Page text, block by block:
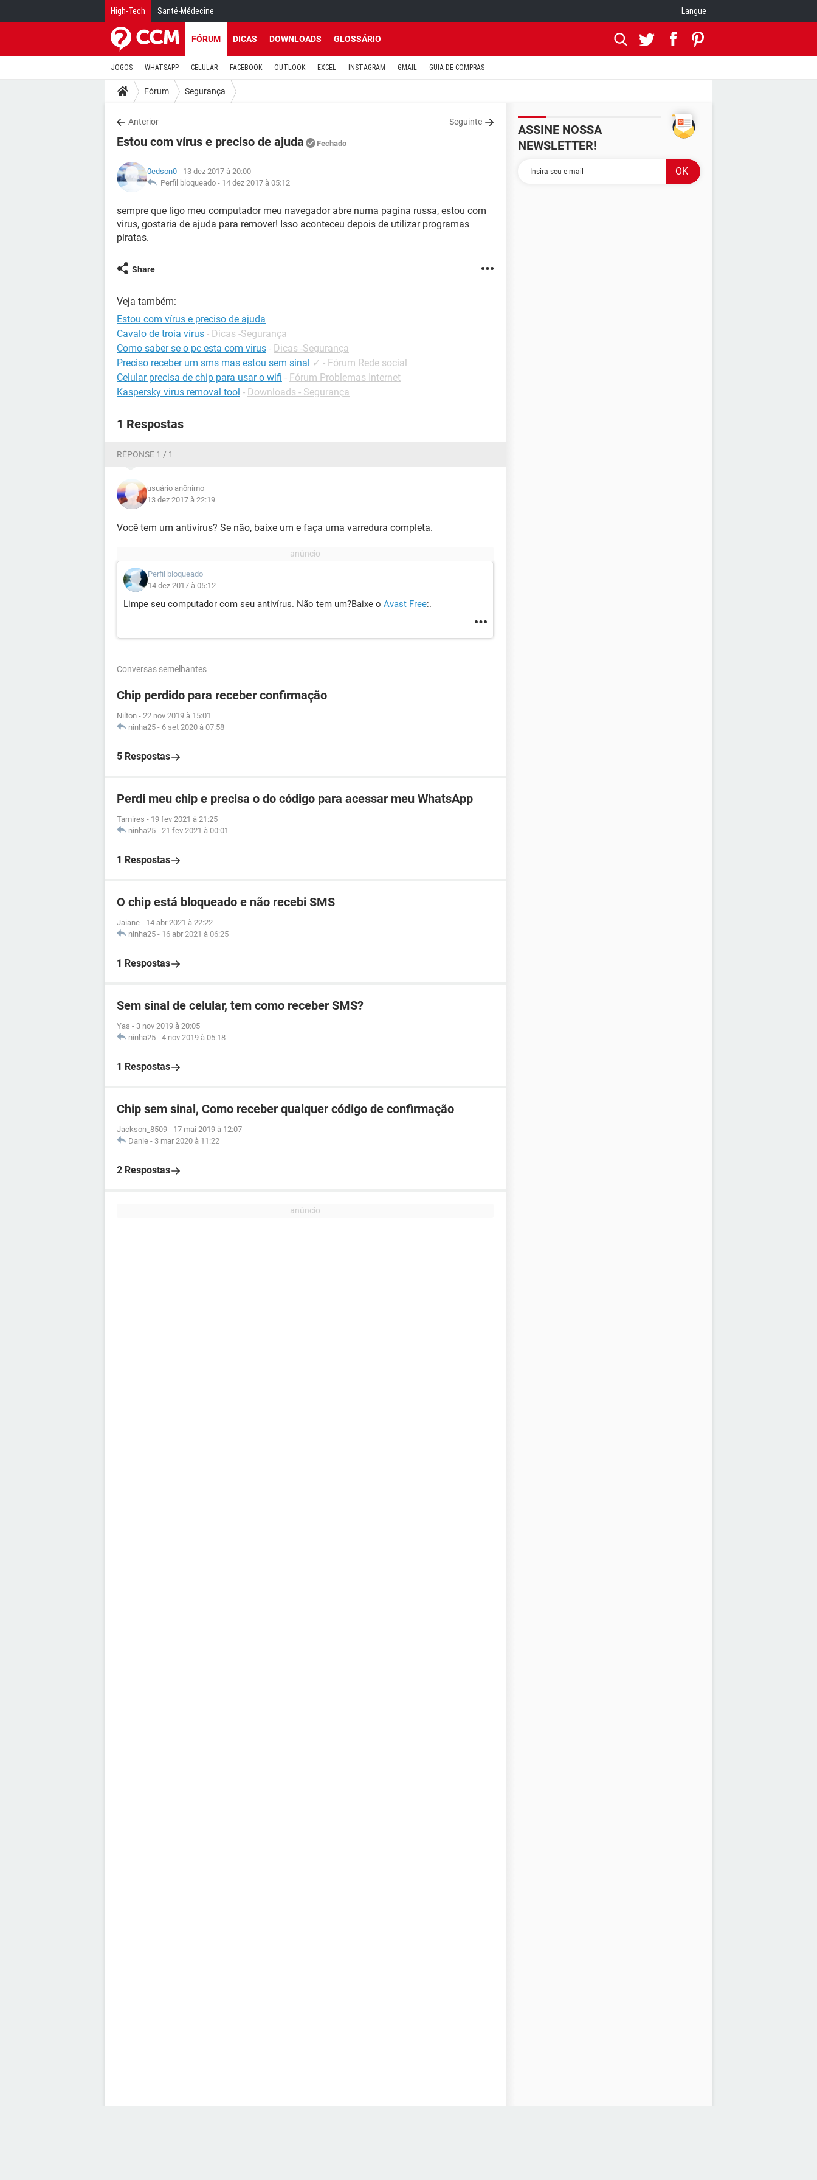
High-Tech Santé-Médecine Langue
FÓRUM DICAS DOWNLOADS GLOSSÁRIO
JOGOS WHATSAPP CELULAR FACEBOOK OUTLOOK EXCEL INSTAGRAM GMAIL GUIA DE COMPRAS
Fórum Segurança
Anterior Seguinte
Estou com vírus e preciso de ajuda Fechado
0edson0 - 13 dez 2017 à 20:00
Perfil bloqueado - 14 dez 2017 à 05:12
sempre que ligo meu computador meu navegador abre numa pagina russa, estou com
virus, gostaria de ajuda para remover! Isso aconteceu depois de utilizar programas
piratas.
Share
Veja também:
Estou com vírus e preciso de ajuda
Cavalo de troia vírus - Dicas -Segurança
Como saber se o pc esta com virus - Dicas -Segurança
Preciso receber um sms mas estou sem sinal ✓ - Fórum Rede social
Celular precisa de chip para usar o wifi - Fórum Problemas Internet
Kaspersky virus removal tool - Downloads - Segurança
1 Respostas
RÉPONSE 1 / 1
usuário anônimo
13 dez 2017 à 22:19
Você tem um antivírus? Se não, baixe um e faça uma varredura completa.
Perfil bloqueado
14 dez 2017 à 05:12
Limpe seu computador com seu antivírus. Não tem um?Baixe o Avast Free:.
Conversas semelhantes
Chip perdido para receber confirmação
Nilton - 22 nov 2019 à 15:01
ninha25 - 6 set 2020 à 07:58
5 Respostas
Perdi meu chip e precisa o do código para acessar meu WhatsApp
Tamires - 19 fev 2021 à 21:25
ninha25 - 21 fev 2021 à 00:01
1 Respostas
O chip está bloqueado e não recebi SMS
Jaiane - 14 abr 2021 à 22:22
ninha25 - 16 abr 2021 à 06:25
1 Respostas
Sem sinal de celular, tem como receber SMS?
Yas - 3 nov 2019 à 20:05
ninha25 - 4 nov 2019 à 05:18
1 Respostas
Chip sem sinal, Como receber qualquer código de confirmação
Jackson_8509 - 17 mai 2019 à 12:07
Danie - 3 mar 2020 à 11:22
2 Respostas
ASSINE NOSSA
NEWSLETTER!